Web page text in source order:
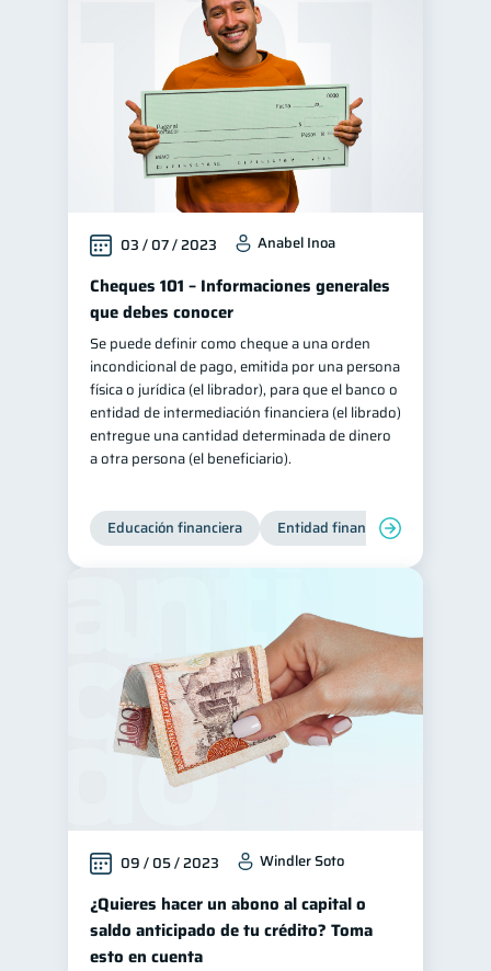
03 / 07 / 2023 Anabel Inoa
Cheques 101 – Informaciones generales
que debes conocer
Se puede definir como cheque a una orden
incondicional de pago, emitida por una persona
física o jurídica (el librador), para que el banco o
entidad de intermediación financiera (el librado)
entregue una cantidad determinada de dinero
a otra persona (el beneficiario).
Educación financiera Entidad financiera
09 / 05 / 2023 Windler Soto
¿Quieres hacer un abono al capital o
saldo anticipado de tu crédito? Toma
esto en cuenta